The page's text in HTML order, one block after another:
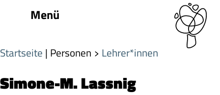
Menü
Startseite | Personen Lehrer*innen
Simone-M. Lassnig